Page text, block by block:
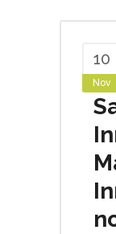
10
Nov